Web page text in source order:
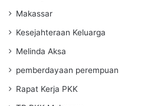
Makassar
Kesejahteraan Keluarga
Melinda Aksa
pemberdayaan perempuan
Rapat Kerja PKK